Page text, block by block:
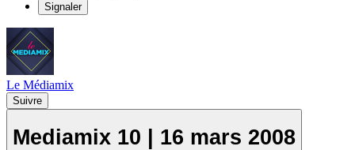
Signaler
Le Médiamix
Suivre
Mediamix 10 | 16 mars 2008